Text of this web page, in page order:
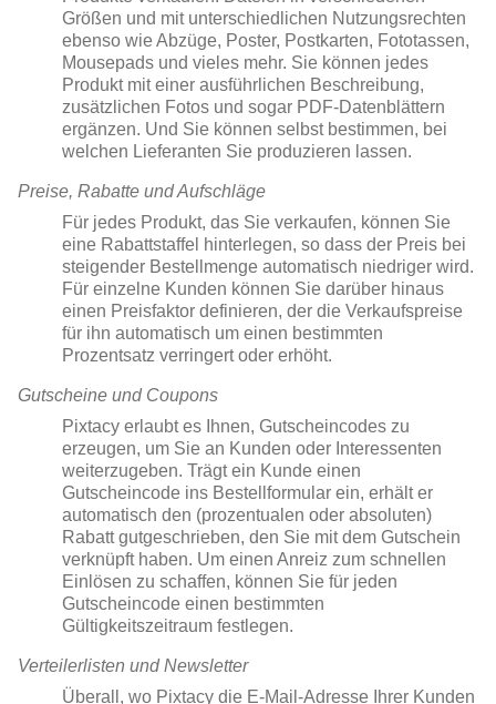
Größen und mit unterschiedlichen Nutzungsrechten
ebenso wie Abzüge, Poster, Postkarten, Fototassen,
Mousepads und vieles mehr. Sie können jedes
Produkt mit einer ausführlichen Beschreibung,
zusätzlichen Fotos und sogar PDF-Datenblättern
ergänzen. Und Sie können selbst bestimmen, bei
welchen Lieferanten Sie produzieren lassen.
Preise, Rabatte und Aufschläge
Für jedes Produkt, das Sie verkaufen, können Sie
eine Rabattstaffel hinterlegen, so dass der Preis bei
steigender Bestellmenge automatisch niedriger wird.
Für einzelne Kunden können Sie darüber hinaus
einen Preisfaktor definieren, der die Verkaufspreise
für ihn automatisch um einen bestimmten
Prozentsatz verringert oder erhöht.
Gutscheine und Coupons
Pixtacy erlaubt es Ihnen, Gutscheincodes zu
erzeugen, um Sie an Kunden oder Interessenten
weiterzugeben. Trägt ein Kunde einen
Gutscheincode ins Bestellformular ein, erhält er
automatisch den (prozentualen oder absoluten)
Rabatt gutgeschrieben, den Sie mit dem Gutschein
verknüpft haben. Um einen Anreiz zum schnellen
Einlösen zu schaffen, können Sie für jeden
Gutscheincode einen bestimmten
Gültigkeitszeitraum festlegen.
Verteilerlisten und Newsletter
Überall, wo Pixtacy die E-Mail-Adresse Ihrer Kunden